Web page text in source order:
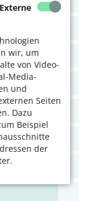
wir, um
von Video-
Media-
und
Seiten
Dazu
Beispiel
der